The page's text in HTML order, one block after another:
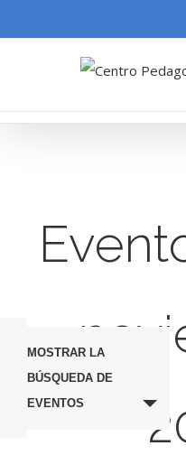
de
búsqueda
MOSTRAR LA
BÚSQUEDA DE
EVENTOS